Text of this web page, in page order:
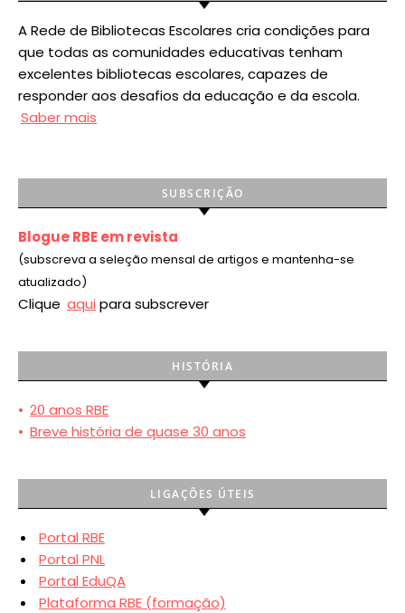
A Rede de Bibliotecas Escolares cria condições para
que todas as comunidades educativas tenham
excelentes bibliotecas escolares, capazes de
responder aos desafios da educação e da escola.
Saber mais
SUBSCRIÇÃO
Blogue RBE em revista
(subscreva a seleção mensal de artigos e mantenha-se
atualizado)
Clique aqui para subscrever
HISTÓRIA
• 20 anos RBE
• Breve história de quase 30 anos
LIGAÇÕES ÚTEIS
Portal RBE
Portal PNL
Portal EduQA
Plataforma RBE (formação)